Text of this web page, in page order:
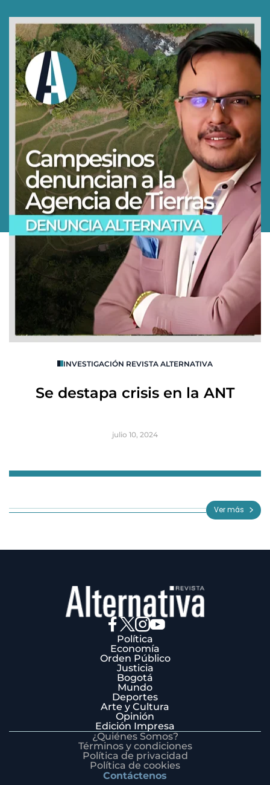
INVESTIGACIÓN REVISTA ALTERNATIVA
Se destapa crisis en la ANT
julio 10, 2024
3
Ver más
Política
Economía
Orden Público
Justicia
Bogotá
Mundo
Deportes
Arte y Cultura
Opinión
Edición Impresa
¿Quiénes Somos?
Términos y condiciones
Política de privacidad
Política de cookies
Contáctenos